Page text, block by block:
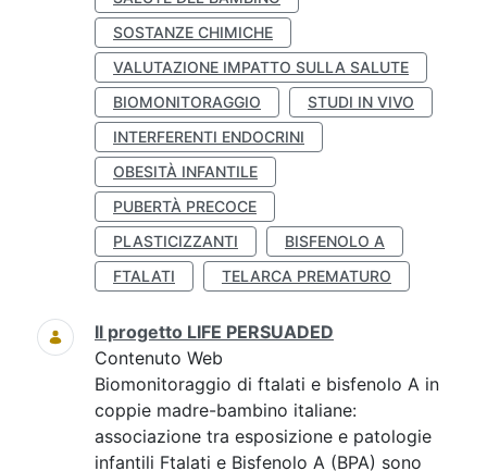
SOSTANZE CHIMICHE
VALUTAZIONE IMPATTO SULLA SALUTE
BIOMONITORAGGIO
STUDI IN VIVO
INTERFERENTI ENDOCRINI
OBESITÀ INFANTILE
PUBERTÀ PRECOCE
PLASTICIZZANTI
BISFENOLO A
FTALATI
TELARCA PREMATURO
Il progetto LIFE PERSUADED
Contenuto Web
Biomonitoraggio di ftalati e bisfenolo A in
coppie madre-bambino italiane:
associazione tra esposizione e patologie
infantili Ftalati e Bisfenolo A (BPA) sono